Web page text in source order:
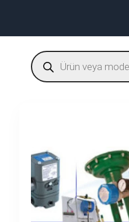
Products
search